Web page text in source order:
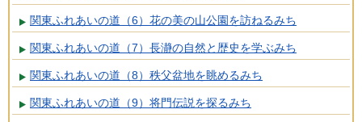
関東ふれあいの道（6）花の美の山公園を訪ねるみち
関東ふれあいの道（7）長瀞の自然と歴史を学ぶみち
関東ふれあいの道（8）秩父盆地を眺めるみち
関東ふれあいの道（9）将門伝説を探るみち